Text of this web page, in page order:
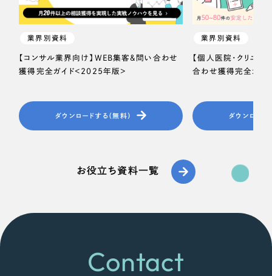
業界別資料
【コンサル業界向け】WEB集客＆問い合わせ
獲得完全ガイド＜2025年版＞
ダウンロードする（無料）
業界別資料
【個人医院・クリニッ
合わせ獲得完全ガイ
ダウンロード
お役立ち資料一覧
Contact